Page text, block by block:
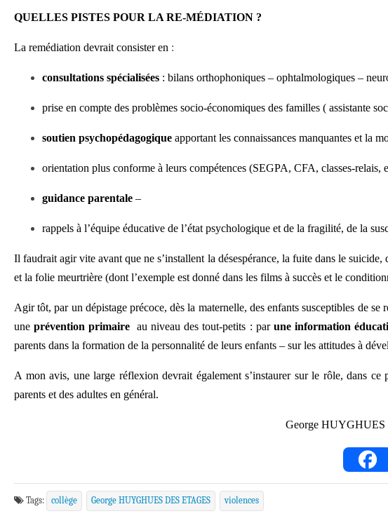
QUELLES PISTES POUR LA RE-MÉDIATION ?
La remédiation devrait consister en :
consultations spécialisées : bilans orthophoniques – ophtalmologiques –
prise en compte des problèmes socio-économiques des familles ( assistante
soutien psychopédagogique apportant les connaissances manquantes et la
orientation plus conforme à leurs compétences (SEGPA, CFA, classes-
guidance parentale –
rappels à l’équipe éducative de l’état psychologique et de la fragilité, de la
Il faudrait agir vite avant que ne s’installent la désespérance, la fuite dans le
et la folie meurtrière (dont l’exemple est donné dans les films à succès et le
Agir tôt, par un dépistage précoce, dès la maternelle, des enfants susceptibles de
uneprévention primaire au niveau des tout-petits : par une information
parents dans la formation de la personnalité de leurs enfants – sur les attitudes à
A mon avis, une large réflexion devrait également s’instaurer sur le rôle, dans
parents et des adultes en général.
George HUYGHUES
Tags: collège George HUYGHUES DES ETAGES violences